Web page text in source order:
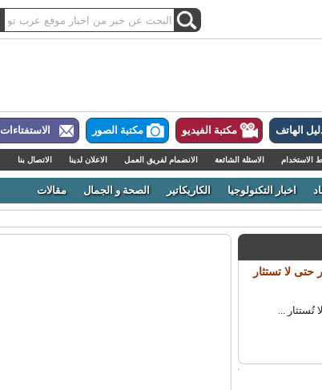
الهاتف مكتبة الفيديو مكتبة الصور الاستفتاءات
الاستخدام الاسئلة الشائعة الانضمام لفريق العمل الاعلان لدينا الاتصال بنا
اخبار التكنولوجيا الكاريكاتير الصحة و الجمال مقالات
لا تستثار
تُستثار ...